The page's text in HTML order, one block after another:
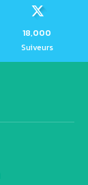
18,000
Suiveurs